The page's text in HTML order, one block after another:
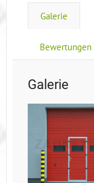
Galerie
Bewertungen
Galerie